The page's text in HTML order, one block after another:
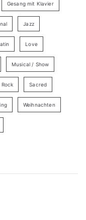
Gesang mit Klavier
Jazz
Love
Musical / Show
Rock Sacred
Weihnachten